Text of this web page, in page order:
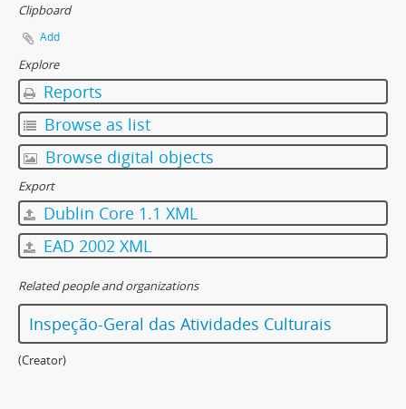
Clipboard
Add
Explore
Reports
Browse as list
Browse digital objects
Export
Dublin Core 1.1 XML
EAD 2002 XML
Related people and organizations
Inspeção-Geral das Atividades Culturais
(Creator)